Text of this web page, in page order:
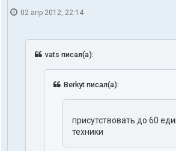
02 апр 2012, 22:14
vats писал(а):
Berkyt писал(а):
присутствовать до 60
техники